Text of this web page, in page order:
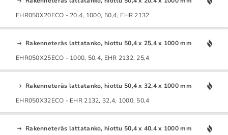
EHR050X20ECO - 20,4, 1000, 50,4, EHR 2132
Rakenneteräs lattatanko, hiottu 50,4 x 25,4 x 1000 mm
EHR050X25ECO - 1000, 50,4, EHR 2132, 25,4
Rakenneteräs lattatanko, hiottu 50,4 x 32,4 x 1000 mm
EHR050X32ECO - EHR 2132, 32,4, 1000, 50,4
Rakenneteräs lattatanko, hiottu 50,4 x 40,4 x 1000 mm